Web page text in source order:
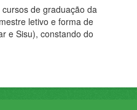
de graduação da
letivo e forma de
e Sisu), constando do